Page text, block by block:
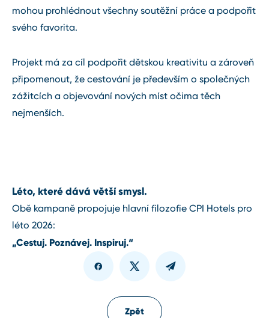
mohou prohlédnout všechny soutěžní práce a podpořit
svého favorita.
Projekt má za cíl podpořit dětskou kreativitu a zároveň
připomenout, že cestování je především o společných
zážitcích a objevování nových míst očima těch
nejmenších.
Léto, které dává větší smysl.
Obě kampaně propojuje hlavní filozofie CPI Hotels pro
léto 2026:
„Cestuj. Poznávej. Inspiruj.“
Zpět